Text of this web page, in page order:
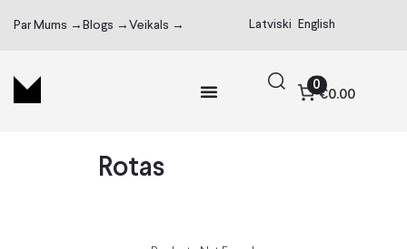
Par Mums → Blogs → Veikals → Latviski English
0
€0.00
Rotas